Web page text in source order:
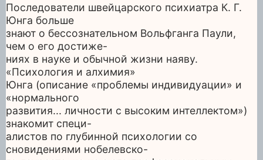
Последователи швейцарского психиатра К. Г.
Юнга больше
знают о бессознательном Вольфганга Паули,
чем о его достиже-
ниях в науке и обычной жизни наяву.
«Психология и алхимия»
Юнга (описание «проблемы индивидуации» и
«нормального
развития... личности с высоким интеллектом»)
знакомит специ-
алистов по глубинной психологии со
сновидениями нобелевско-